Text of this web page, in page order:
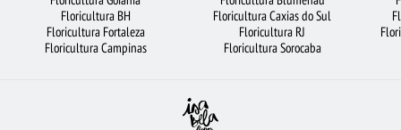
FLORICULTURA SÃO JOSÉ DOS CAMPOS FLORICULTURA OSASCO
FLORICULTURA SANTOS FLORICULTURA BELÉM CESTA DE CHOCOLATE
ROSAS BRANCAS
Floricultura BH
Floricultura Fortaleza
Floricultura Campinas
Floricultura Caxias do Sul
Floricultura RJ
Floricultura Sorocaba